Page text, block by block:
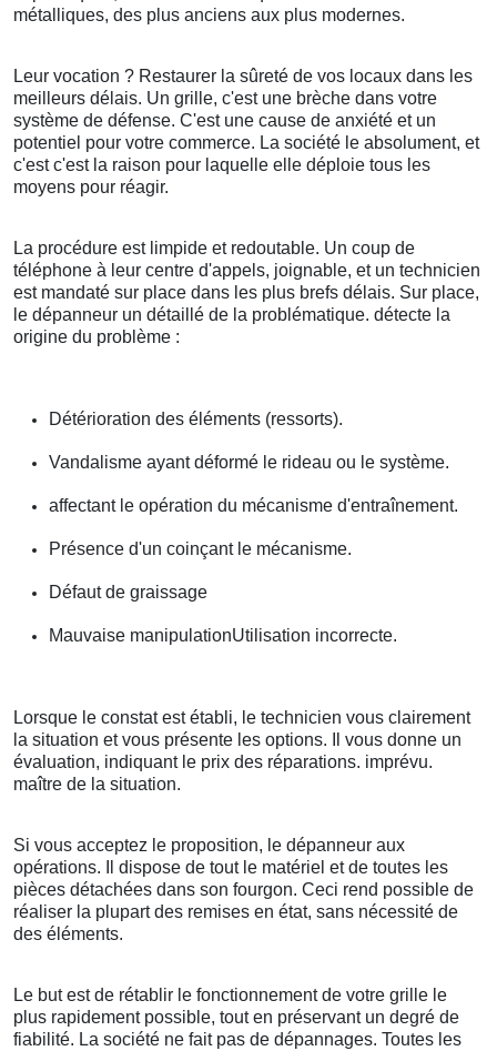
métalliques, des plus anciens aux plus modernes.
Leur vocation ? Restaurer la sûreté de vos locaux dans les
meilleurs délais. Un grille, c'est une brèche dans votre
système de défense. C'est une cause de anxiété et un
potentiel pour votre commerce. La société le absolument, et
c'est c'est la raison pour laquelle elle déploie tous les
moyens pour réagir.
La procédure est limpide et redoutable. Un coup de
téléphone à leur centre d'appels, joignable, et un technicien
est mandaté sur place dans les plus brefs délais. Sur place,
le dépanneur un détaillé de la problématique. détecte la
origine du problème :
Détérioration des éléments (ressorts).
Vandalisme ayant déformé le rideau ou le système.
affectant le opération du mécanisme d'entraînement.
Présence d'un coinçant le mécanisme.
Défaut de graissage
Mauvaise manipulationUtilisation incorrecte.
Lorsque le constat est établi, le technicien vous clairement
la situation et vous présente les options. Il vous donne un
évaluation, indiquant le prix des réparations. imprévu.
maître de la situation.
Si vous acceptez le proposition, le dépanneur aux
opérations. Il dispose de tout le matériel et de toutes les
pièces détachées dans son fourgon. Ceci rend possible de
réaliser la plupart des remises en état, sans nécessité de
des éléments.
Le but est de rétablir le fonctionnement de votre grille le
plus rapidement possible, tout en préservant un degré de
fiabilité. La société ne fait pas de dépannages. Toutes les